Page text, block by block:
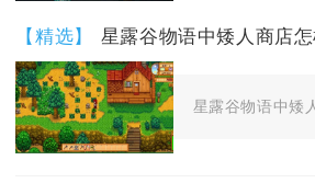
【精选】 星露谷物语中矮人商店
星露谷物语中矮